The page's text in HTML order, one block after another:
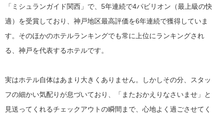
「ミシュランガイド関西」で、5年連続で4パビリオン（最上級の快
適）を受賞しており、神戸地区最高評価を6年連続で獲得していま
す。そのほかのホテルランキングでも常に上位にランキングされ
る、神戸を代表するホテルです。
実はホテル自体はあまり大きくありません。しかしその分、スタッ
フの細かい気配りが息づいており、「またおかえりなさいませ」と
見送ってくれるチェックアウトの瞬間まで、心地よく過ごさせてく